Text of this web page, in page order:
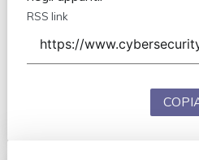
RSS link